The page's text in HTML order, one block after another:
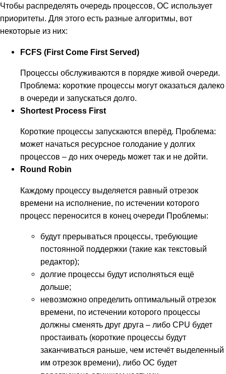
Чтобы распределять очередь процессов, ОС использует
приоритеты. Для этого есть разные алгоритмы, вот
некоторые из них:
FCFS (First Come First Served)
Процессы обслуживаются в порядке живой очереди.
Проблема: короткие процессы могут оказаться далеко
в очереди и запускаться долго.
Shortest Process First
Короткие процессы запускаются вперёд. Проблема:
может начаться ресурсное голодание у долгих
процессов – до них очередь может так и не дойти.
Round Robin
Каждому процессу выделяется равный отрезок
времени на исполнение, по истечении которого
процесс переносится в конец очереди Проблемы:
будут прерываться процессы, требующие
постоянной поддержки (такие как текстовый
редактор);
долгие процессы будут исполняться ещё
дольше;
невозможно определить оптимальный отрезок
времени, по истечении которого процессы
должны сменять друг друга – либо CPU будет
простаивать (короткие процессы будут
заканчиваться раньше, чем истечёт выделенный
им отрезок времени), либо ОС будет